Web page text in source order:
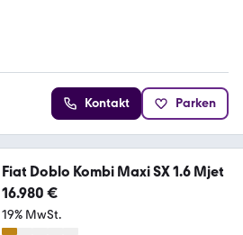
Kontakt Parken
Fiat Doblo Kombi Maxi SX 1.6 Mjet
16.980 €
19% MwSt.